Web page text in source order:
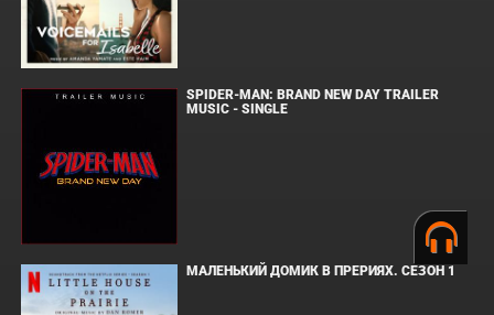
SPIDER-MAN: BRAND NEW DAY TRAILER
MUSIC - SINGLE
МАЛЕНЬКИЙ ДОМИК В ПРЕРИЯХ. СЕЗОН 1